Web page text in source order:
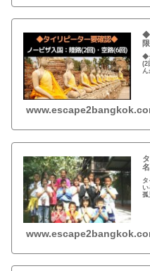
◆
◆
(2
い
孤